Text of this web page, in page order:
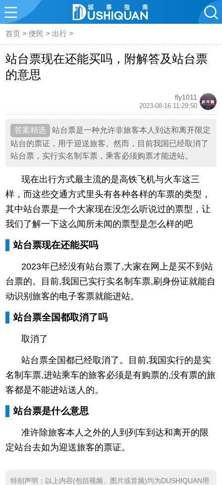
首页 >便民 > 出行 >
站台票现在还能买吗，附解答及站台票
的意思
fly1011
2023-08-16 11:29:50
站台票是一种允许非旅客本人到达和离开限定
站台的票证，用于迎送旅客。然而，目前我国已经取消了
站台票，实行实名制车票，乘客必须购票才能进站。
现在出行方式最主流的是高铁飞机与火车这三
样，而这些交通方式里头有各种各样的车票的类型，
其中站台票是一个大家现在没怎么听说过的票型，让
我们了解一下这么闻所未闻的票型是怎么样的吧
站台票现在还能买吗
2023年已经没有站台票了,大家在网上是买不到站
台票的。目前,我国已实行实名制车票,刷身份证就能自
动识别旅客的电子客票就能进站。
站台票全国都取消了吗
取消了
站台票全国都已经取消了。目前,我国实行的是实
名制车票,进站乘车的旅客必须是有购票的,没有票的旅
客都是不能进站送人的。
站台票是什么意思
准许除旅客本人之外的人到列车到达和离开的限
定站台去如为迎送旅客的票证。
特别声明：以上内容(包括视频、图片或音频)均为DUSHIQUAN用